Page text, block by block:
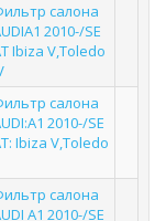
салона
2010-/SE
Ibiza V,Toledo
салона
2010-/SE
Ibiza V,Toledo
салона
A1 2010-/SE